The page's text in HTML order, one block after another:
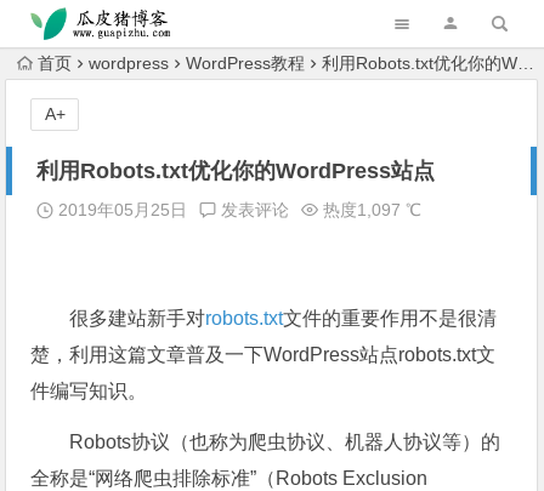
跳转到主内容
首页 wordpress WordPress教程 利用Robots.txt优化你的WordPress站点
利用Robots.txt优化你的WordPress站点
2019年05月25日 发表评论 热度1,097 ℃
很多建站新手对robots.txt文件的重要作用不是很清
楚，利用这篇文章普及一下WordPress站点robots.txt文
件编写知识。
Robots协议（也称为爬虫协议、机器人协议等）的
全称是“网络爬虫排除标准”（Robots Exclusion
A+